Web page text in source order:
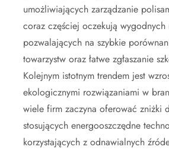
umożliwiających zarządzanie
coraz częściej oczekują wygodnych
pozwalających na szybkie
towarzystw oraz łatwe zgłaszanie
Kolejnym istotnym trendem jest
ekologicznymi rozwiązaniami w
wiele firm zaczyna oferować zniżki
stosujących energooszczędne
korzystających z odnawialnych